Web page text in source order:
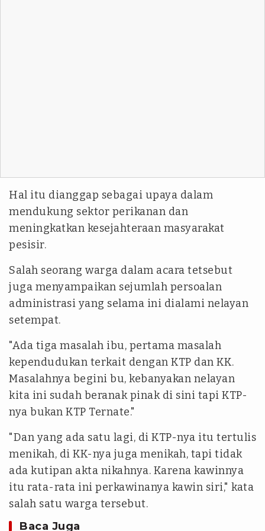
Hal itu dianggap sebagai upaya dalam
mendukung sektor perikanan dan
meningkatkan kesejahteraan masyarakat
pesisir.
Salah seorang warga dalam acara tetsebut
juga menyampaikan sejumlah persoalan
administrasi yang selama ini dialami nelayan
setempat.
"Ada tiga masalah ibu, pertama masalah
kependudukan terkait dengan KTP dan KK.
Masalahnya begini bu, kebanyakan nelayan
kita ini sudah beranak pinak di sini tapi KTP-
nya bukan KTP Ternate."
"Dan yang ada satu lagi, di KTP-nya itu tertulis
menikah, di KK-nya juga menikah, tapi tidak
ada kutipan akta nikahnya. Karena kawinnya
itu rata-rata ini perkawinanya kawin siri," kata
salah satu warga tersebut.
Baca Juga